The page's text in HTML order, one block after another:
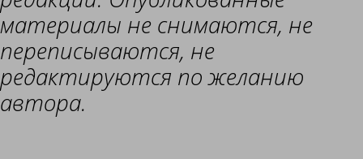
материалы не снимаются, не
переписываются, не
редактируются по желанию
автора.